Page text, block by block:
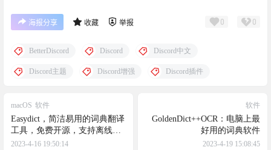
海报分享 收藏 举报 0 0
BetterDiscord Discord Discord中文
Discord主题 Discord增强 Discord插件
macOS 软件
Easydict，简洁易用的词典翻译
工具，免费开源，支持离线，
OCR识别，各种词典翻译
2023-4-16 19:50:14
软件
GoldenDict++OCR：电脑上最
好用的词典软件
2023-4-19 15:08:45